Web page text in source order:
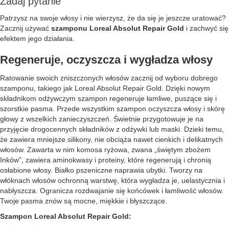
Patrzysz na swoje włosy i nie wierzysz, że da się je jeszcze uratować?
Zacznij używać szamponu Loreal Absolut Repair Gold i zachwyć się
efektem jego działania.
Regeneruje, oczyszcza i wygładza włosy
Ratowanie swoich zniszczonych włosów zacznij od wyboru dobrego
szamponu, takiego jak Loreal Absolut Repair Gold. Dzięki nowym
składnikom odżywczym szampon regeneruje łamliwe, puszące się i
szorstkie pasma. Przede wszystkim szampon oczyszcza włosy i skórę
głowy z wszelkich zanieczyszczeń. Świetnie przygotowuje je na
przyjęcie drogocennych składników z odżywki lub maski. Dzieki temu,
że zawiera mniejsze silikony, nie obciąża nawet cienkich i delikatnych
włosów. Zawarta w nim komosa ryżowa, zwana „świętym zbożem
Inków”, zawiera aminokwasy i proteiny, które regenerują i chronią
osłabione włosy. Białko pszeniczne naprawia ubytki. Tworzy na
włóknach włosów ochronną warstwę, która wygładza je, uelastycznia i
nabłyszcza. Ogranicza rozdwajanie się końcówek i łamliwość włosów.
Twoje pasma znów są mocne, miękkie i błyszczące.
Szampon Loreal Absolut Repair Gold: